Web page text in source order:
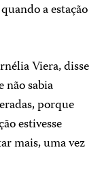
a estação
Viera, disse
não sabia
porque
estivesse
mais, uma vez